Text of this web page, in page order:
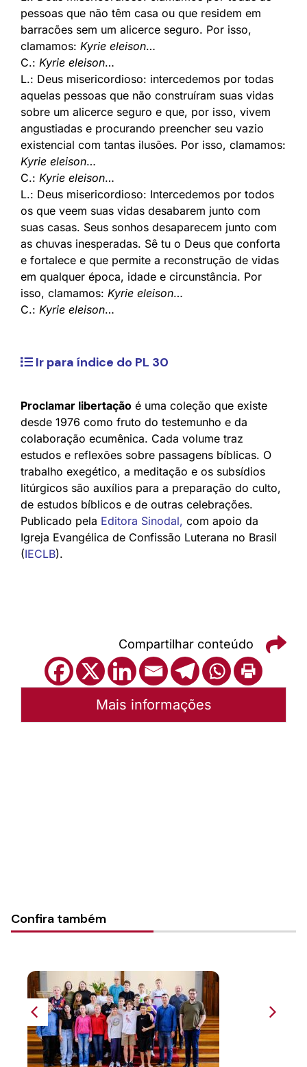
pessoas que não têm casa ou que residem em
barracões sem um alicerce seguro. Por isso,
clamamos: Kyrie eleison…
C.: Kyrie eleison…
L.: Deus misericordioso: intercedemos por todas
aquelas pessoas que não construíram suas vidas
sobre um alicerce seguro e que, por isso, vivem
angustiadas e procurando preencher seu vazio
existencial com tantas ilusões. Por isso, clamamos:
Kyrie eleison…
C.: Kyrie eleison…
L.: Deus misericordioso: Intercedemos por todos
os que veem suas vidas desabarem junto com
suas casas. Seus sonhos desaparecem junto com
as chuvas inesperadas. Sê tu o Deus que conforta
e fortalece e que permite a reconstrução de vidas
em qualquer época, idade e circunstância. Por
isso, clamamos: Kyrie eleison…
C.: Kyrie eleison…
Ir para índice do PL 30
Proclamar libertação é uma coleção que existe
desde 1976 como fruto do testemunho e da
colaboração ecumênica. Cada volume traz
estudos e reflexões sobre passagens bíblicas. O
trabalho exegético, a meditação e os subsídios
litúrgicos são auxílios para a preparação do culto,
de estudos bíblicos e de outras celebrações.
Publicado pela Editora Sinodal, com apoio da
Igreja Evangélica de Confissão Luterana no Brasil
(IECLB).
Compartilhar conteúdo
Mais informações
Confira também